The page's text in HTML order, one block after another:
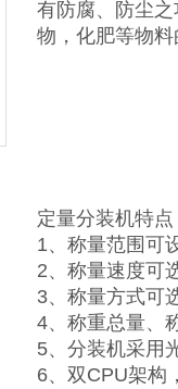
有防腐、防尘
物，化肥等物
定量分装机特点
1、称量范围可
2、称量速度可
3、称量方式可
4、称重总量、
5、分装机采用
6、双CPU架构